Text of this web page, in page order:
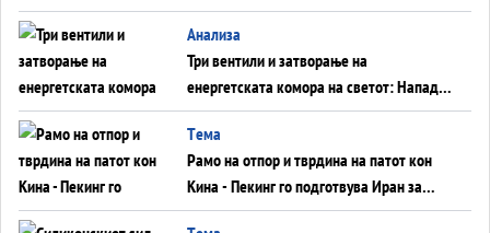
WILDBERRIES
Aнализа
Три вентили и затворање на
енергетската комора на светот: Нападот
во Суец најавува глобален енергетски
инфаркт?
Tема
Рамо на отпор и тврдина на патот кон
Кина - Пекинг го подготвува Иран за
американска копнена инвазија